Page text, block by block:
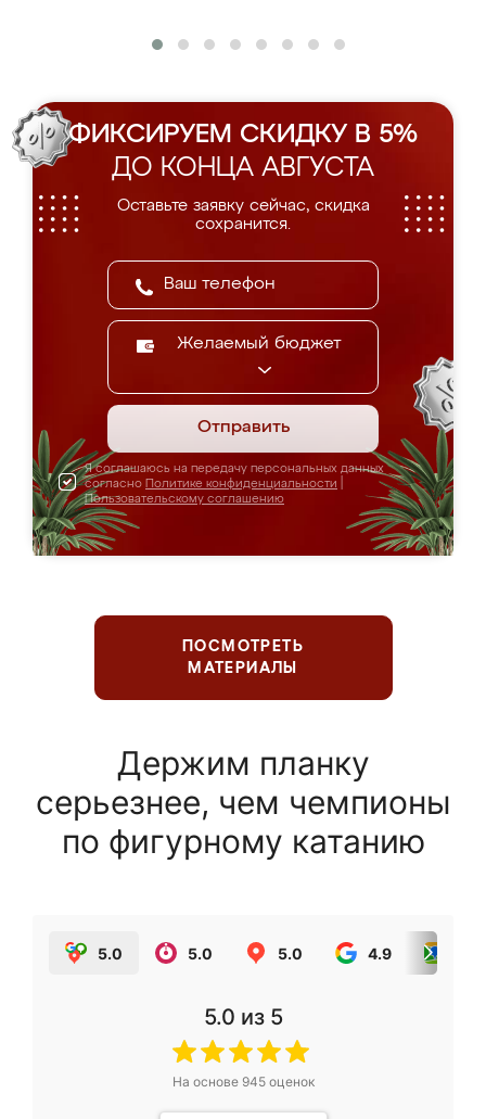
ФИКСИРУЕМ СКИДКУ В 5%
ДО КОНЦА АВГУСТА
Оставьте заявку сейчас, скидка
сохранится.
Желаемый бюджет
Отправить
Я соглашаюсь на передачу персональных данных
согласно Политике конфиденциальности
Пользовательскому соглашению
ПОСМОТРЕТЬ
МАТЕРИАЛЫ
Держим планку
серьезнее, чем чемпионы
по фигурному катанию
5.0 5.0 5.0 4.9
5.0 из 5
На основе 945оценок